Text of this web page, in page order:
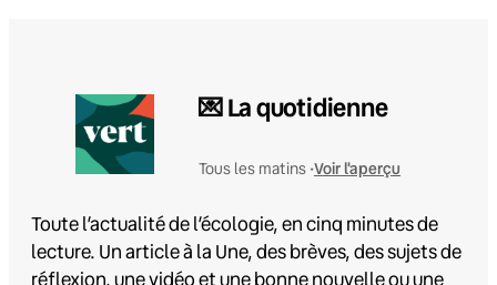
💌 La quotidienne
Tous les matins •Voir l'aperçu
Toute l’actualité de l’écologie, en cinq minutes de
lecture. Un article à la Une, des brèves, des sujets de
réflexion, une vidéo et une bonne nouvelle ou une